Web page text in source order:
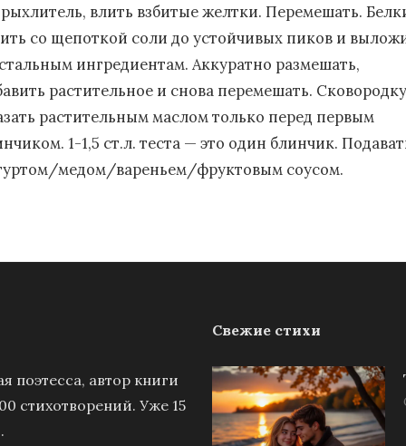
влить взбитые желтки. Перемешать.
со щепоткой соли до устойчивых пиков и
ингредиентам. Аккуратно размешать,
растительное и снова перемешать. Сковородку
растительным маслом только перед первым
1-1,5 ст.л. теста — это один блинчик.
медом/вареньем/фруктовым соусом.
поэтесса, автор книги
стихотворений. Уже 15
Свежие стихи